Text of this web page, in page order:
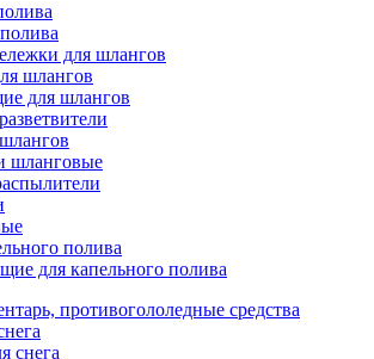
для шлангов
шлангов
для шлангов
шланговые
полива
для капельного полива
противогололедные средства
снега